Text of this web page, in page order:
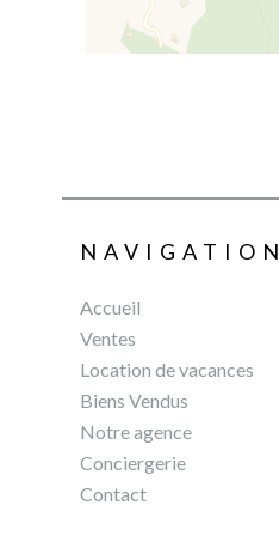
NAVIGATION
Accueil
Ventes
Location de vacances
Biens Vendus
Notre agence
Conciergerie
Contact